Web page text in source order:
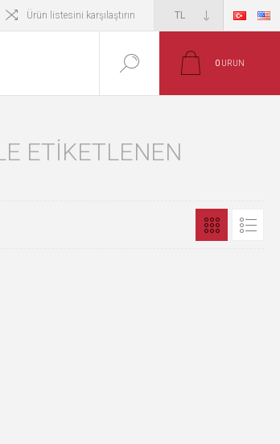
Ürün listesini karşılaştırın
0 ÜRÜN
ETIKETLENEN